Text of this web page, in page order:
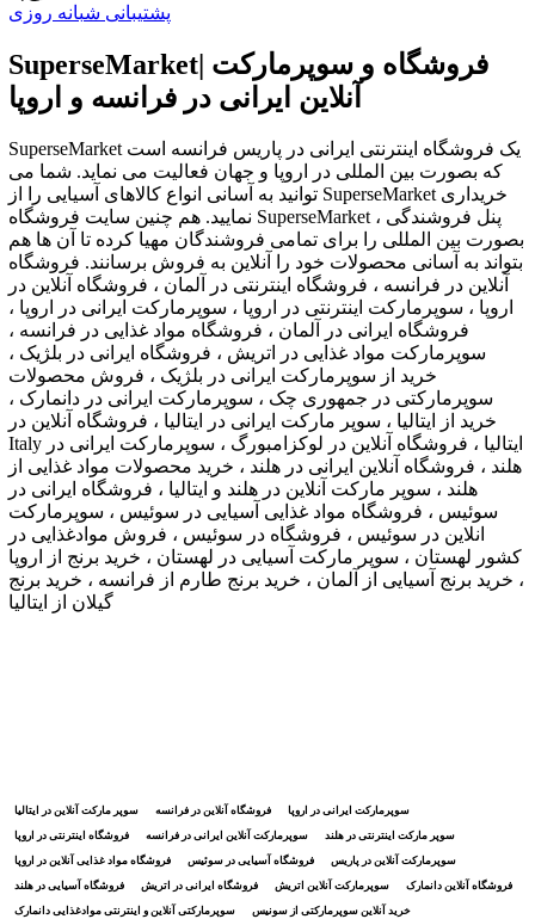
پشتیبانی شبانه روزی
SuperseMarket| فروشگاه و سوپرمارکت
آنلاین ایرانی در فرانسه و اروپا
SuperseMarket یک فروشگاه اینترنتی ایرانی در پاریس فرانسه است
که بصورت بین المللی در اروپا و جهان فعالیت می نماید. شما می
توانید به آسانی انواع کالاهای آسیایی را از SuperseMarket خریداری
نمایید. هم چنین سایت فروشگاه SuperseMarket ، پنل فروشندگی
بصورت بین المللی را برای تمامی فروشندگان مهیا کرده تا آن ها هم
بتواند به آسانی محصولات خود را آنلاین به فروش برسانند. فروشگاه
آنلاین در فرانسه ، فروشگاه اینترنتی در آلمان ، فروشگاه آنلاین در
اروپا ، سوپرمارکت اینترنتی در اروپا ، سوپرمارکت ایرانی در اروپا ،
فروشگاه ایرانی در آلمان ، فروشگاه مواد غذایی در فرانسه ،
سوپرمارکت مواد غذایی در اتریش ، فروشگاه ایرانی در بلژیک ،
خرید از سوپرمارکت ایرانی در بلژیک ، فروش محصولات
سوپرمارکتی در جمهوری چک ، سوپرمارکت ایرانی در دانمارک ،
خرید از ایتالیا ، سوپر مارکت ایرانی در ایتالیا ، فروشگاه آنلاین در
Italy ایتالیا ، فروشگاه آنلاین در لوکزامبورگ ، سوپرمارکت ایرانی در
هلند ، فروشگاه آنلاین ایرانی در هلند ، خرید محصولات مواد غذایی از
هلند ، سوپر مارکت آنلاین در هلند و ایتالیا ، فروشگاه ایرانی در
سوئیس ، فروشگاه مواد غذایی آسیایی در سوئیس ، سوپرمارکت
انلاین در سوئیس ، فروشگاه در سوئیس ، فروش موادغذایی در
کشور لهستان ، سوپر مارکت آسیایی در لهستان ، خرید برنج از اروپا
، خرید برنج آسیایی از آلمان ، خرید برنج طارم از فرانسه ، خرید برنج
گیلان از ایتالیا
سوپر مارکت آنلاین در ایتالیا فروشگاه آنلاین در فرانسه سوپرمارکت ایرانی در اروپا
فروشگاه اینترنتی در اروپا سوپرمارکت آنلاین ایرانی در فرانسه سوپر مارکت اینترنتی در هلند
فروشگاه مواد غذایی آنلاین در اروپا فروشگاه آسیایی در سوئیس سوپرمارکت آنلاین در پاریس
فروشگاه آسیایی در هلند فروشگاه ایرانی در اتریش سوپرمارکت آنلاین اتریش فروشگاه آنلاین دانمارک
سوپرمارکتی آنلاین و اینترنتی موادغذایی دانمارک خرید آنلاین سوپرمارکتی از سونیس